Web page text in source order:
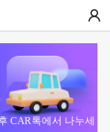
CAR톡에서 나누세